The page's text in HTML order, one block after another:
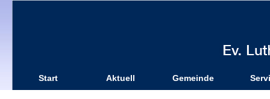
Start Aktuell Gemeinde